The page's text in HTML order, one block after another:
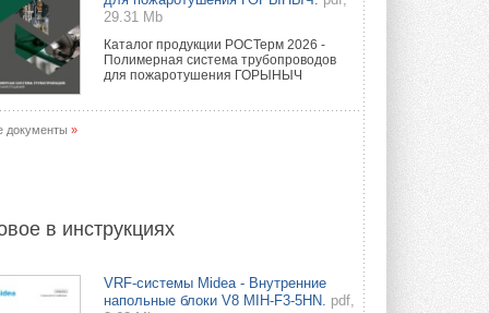
29.31 Mb
Каталог продукции РОСТерм 2026 -
Полимерная система трубопроводов
для пожаротушения ГОРЫНЫЧ
документы »
в инструкциях
VRF-системы Midea - Внутренние
напольные блоки V8 MIH-F3-5HN. pdf,